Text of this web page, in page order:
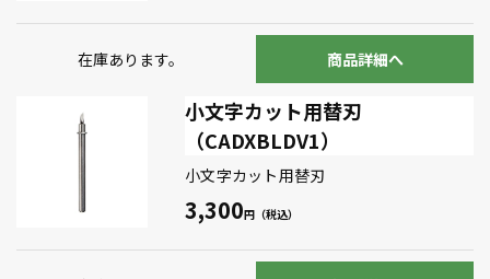
在庫あります。 商品詳細へ
小文字カット用替刃
（CADXBLDV1）
小文字カット用替刃
3,300